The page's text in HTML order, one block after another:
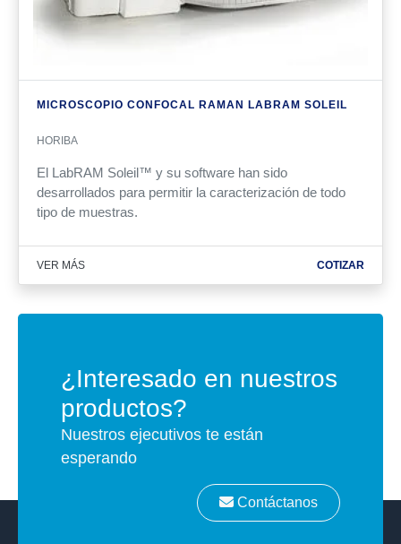
MICROSCOPIO CONFOCAL RAMAN LABRAM SOLEIL
HORIBA
El LabRAM Soleil™ y su software han sido
desarrollados para permitir la caracterización de todo
tipo de muestras.
VER MÁS COTIZAR
¿Interesado en nuestros
productos?
Nuestros ejecutivos te están
esperando
Contáctanos